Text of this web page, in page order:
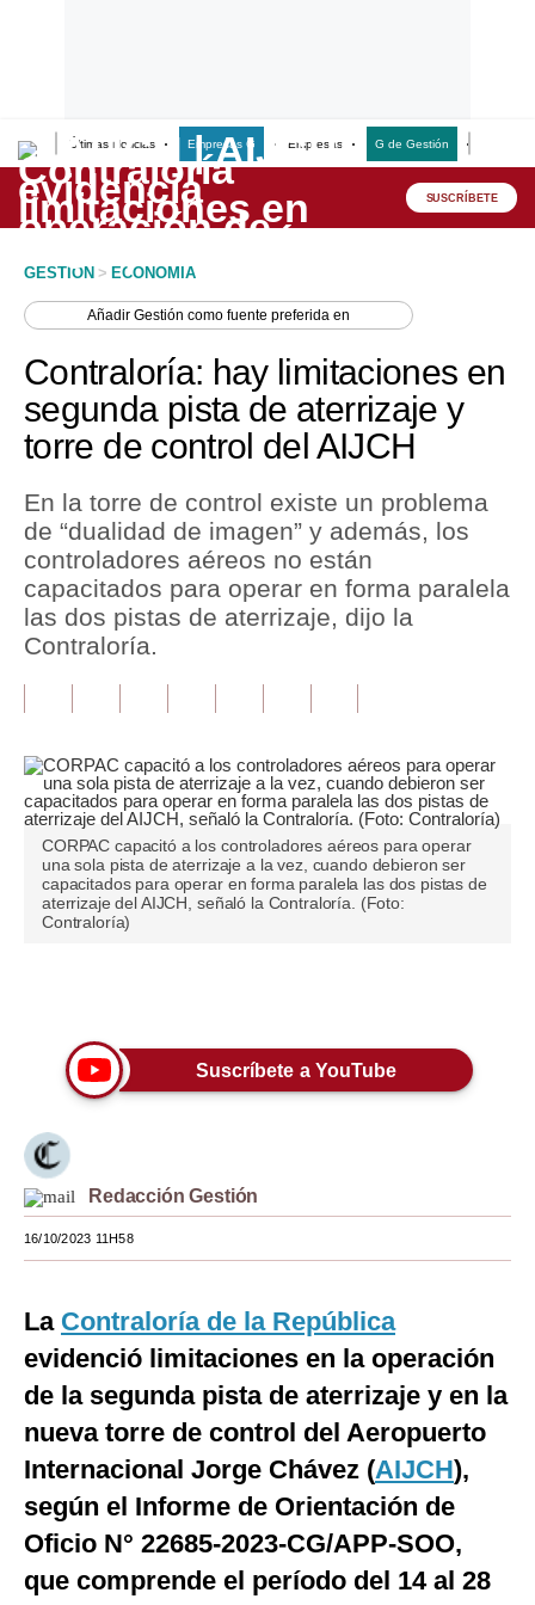
Últimas Noticias Empresas G Empresas G de Gestión
Lo último
Peru Quiosco
Economía
Mercados
Política
Finanzas Personales
Opinión
Editorial
Pregunta de hoy
Blogs
Viajes
Moda
Estilos
Mundo
EEUU
Internacional
Tecnología
Mix
G de Gestión
SUSCRÍBETE
GESTION > ECONOMIA
AñadirGestión como fuente preferida en
Contraloría: hay limitaciones en
segunda pista de aterrizaje y
torre de control del AIJCH
En la torre de control existe un problema
de “dualidad de imagen” y además, los
controladores aéreos no están
capacitados para operar en forma paralela
las dos pistas de aterrizaje, dijo la
Contraloría.
CORPAC capacitó a los controladores aéreos para operar
una sola pista de aterrizaje a la vez, cuando debieron ser
capacitados para operar en forma paralela las dos pistas de
aterrizaje del AIJCH, señaló la Contraloría. (Foto:
Contraloría)
Suscríbete a YouTube
Redacción Gestión
16/10/2023 11H58
La Contraloría de la República
evidenció limitaciones en la operación
de la segunda pista de aterrizaje y en la
nueva torre de control del Aeropuerto
Internacional Jorge Chávez (AIJCH),
según el Informe de Orientación de
Oficio N° 22685-2023-CG/APP-SOO,
que comprende el período del 14 al 28